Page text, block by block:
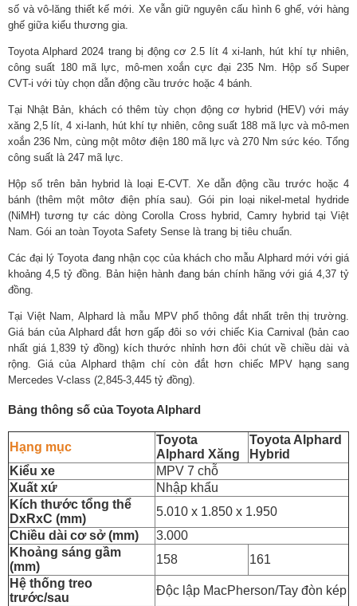
số và vô-lăng thiết kế mới. Xe vẫn giữ nguyên cấu hình 6 ghế, với hàng
ghế giữa kiểu thương gia.
Toyota Alphard 2024 trang bị động cơ 2.5 lít 4 xi-lanh, hút khí tự nhiên,
công suất 180 mã lực, mô-men xoắn cực đại 235 Nm. Hộp số Super
CVT-i với tùy chọn dẫn động cầu trước hoặc 4 bánh.
Tại Nhật Bản, khách có thêm tùy chọn động cơ hybrid (HEV) với máy
xăng 2,5 lít, 4 xi-lanh, hút khí tự nhiên, công suất 188 mã lực và mô-men
xoắn 236 Nm, cùng một môtơ điện 180 mã lực và 270 Nm sức kéo. Tổng
công suất là 247 mã lực.
Hộp số trên bản hybrid là loại E-CVT. Xe dẫn động cầu trước hoặc 4
bánh (thêm một môtơ điện phía sau). Gói pin loại nikel-metal hydride
(NiMH) tương tự các dòng Corolla Cross hybrid, Camry hybrid tại Việt
Nam. Gói an toàn Toyota Safety Sense là trang bị tiêu chuẩn.
Các đại lý Toyota đang nhận cọc của khách cho mẫu Alphard mới với giá
khoảng 4,5 tỷ đồng. Bản hiện hành đang bán chính hãng với giá 4,37 tỷ
đồng.
Tại Việt Nam, Alphard là mẫu MPV phổ thông đắt nhất trên thị trường.
Giá bán của Alphard đắt hơn gấp đôi so với chiếc Kia Carnival (bản cao
nhất giá 1,839 tỷ đồng) kích thước nhỉnh hơn đôi chút về chiều dài và
rộng. Giá của Alphard thậm chí còn đắt hơn chiếc MPV hạng sang
Mercedes V-class (2,845-3,445 tỷ đồng).
Bảng thông số của Toyota Alphard
Hạng mục
Toyota
Alphard Xăng
Toyota Alphard
Hybrid
Kiểu xe
MPV 7 chỗ
Xuất xứ
Nhập khẩu
Kích thước tổng thể
DxRxC (mm)
5.010 x 1.850 x 1.950
Chiều dài cơ sở (mm)
3.000
Khoảng sáng gầm
(mm)
158
161
Hệ thống treo
trước/sau
Độc lập MacPherson/Tay đòn kép